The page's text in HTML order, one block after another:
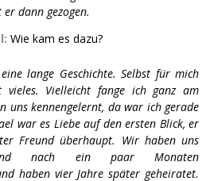
dann gezogen.
Wie kam es dazu?
lange Geschichte. Selbst für mich
Vielleicht fange ich ganz am
uns kennengelernt, da war ich gerade
war es Liebe auf den ersten Blick, er
Freund überhaupt. Wir haben uns
sind nach ein paar Monaten
haben vier Jahre später geheiratet.